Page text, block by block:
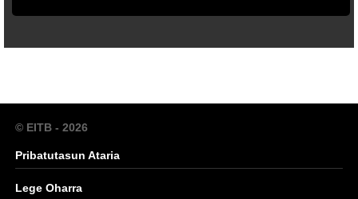
© EITB - 2026
Pribatutasun Ataria
Lege Oharra